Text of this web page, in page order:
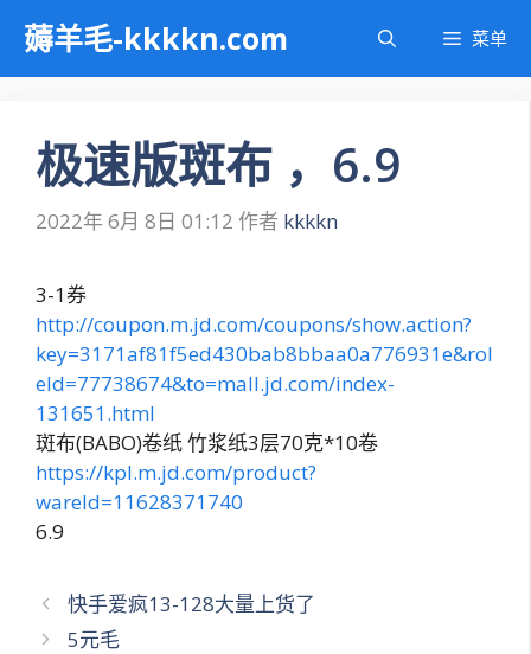
内
薅羊毛-kkkkn.com 菜单
极速版斑布 ，6.9
2022年 6月 8日 01:12 作者 kkkkn
3-1券
http://coupon.m.jd.com/coupons/show.action?
key=3171af81f5ed430bab8bbaa0a776931e&rol
eId=77738674&to=mall.jd.com/index-
131651.html
斑布(BABO)卷纸 竹浆纸3层70克*10卷
https://kpl.m.jd.com/product?
wareId=11628371740
6.9
文
章
快手爱疯13-128大量上货了
5元毛